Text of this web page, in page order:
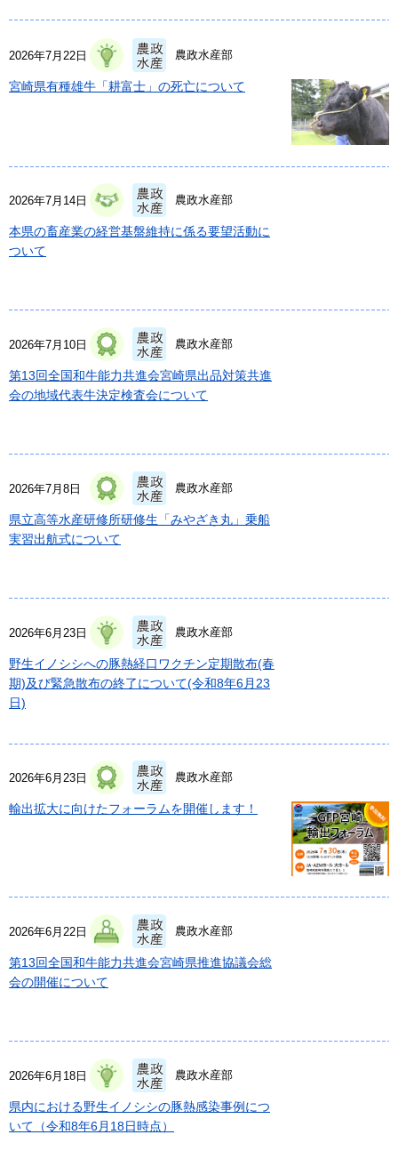
2026年7月22日 農政水産部
宮崎県有種雄牛「耕富士」の死亡について
2026年7月14日 農政水産部
本県の畜産業の経営基盤維持に係る要望活動に
ついて
2026年7月10日 農政水産部
第13回全国和牛能力共進会宮崎県出品対策共進
会の地域代表牛決定検査会について
2026年7月8日 農政水産部
県立高等水産研修所研修生「みやざき丸」乗船
実習出航式について
2026年6月23日 農政水産部
野生イノシシへの豚熱経口ワクチン定期散布(春
期)及び緊急散布の終了について(令和8年6月23
日)
2026年6月23日 農政水産部
輸出拡大に向けたフォーラムを開催します！
2026年6月22日 農政水産部
第13回全国和牛能力共進会宮崎県推進協議会総
会の開催について
2026年6月18日 農政水産部
県内における野生イノシシの豚熱感染事例につ
いて（令和8年6月18日時点）